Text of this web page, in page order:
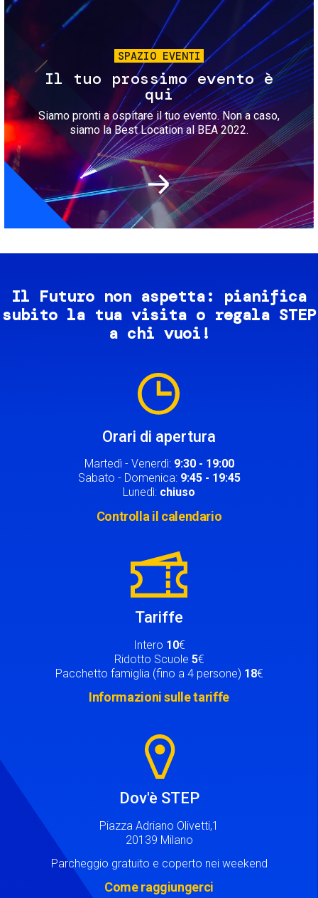
SPAZIO EVENTI
Il tuo prossimo evento è
qui
Siamo pronti a ospitare il tuo evento. Non a caso,
siamo la Best Location al BEA 2022.
Il Futuro non aspetta: pianifica
subito la tua visita o regala STEP
a chi vuoi!
Orari di apertura
Martedì - Venerdì: 9:30 - 19:00
Sabato - Domenica: 9:45 - 19:45
Lunedì: chiuso
Controlla il calendario
Tariffe
Intero 10€
Ridotto Scuole 5€
Pacchetto famiglia (fino a 4 persone) 18€
Informazioni sulle tariffe
Dov'è STEP
Piazza Adriano Olivetti,1
20139 Milano
Parcheggio gratuito e coperto nei weekend
Come raggiungerci